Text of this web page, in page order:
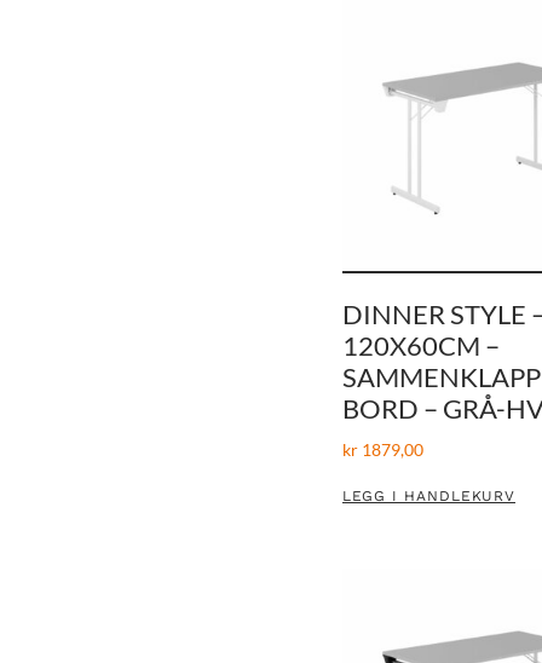
DINNER STYLE
120X60CM –
BORD – GRÅ-
kr1879,00
LEGG I HANDLEKURV